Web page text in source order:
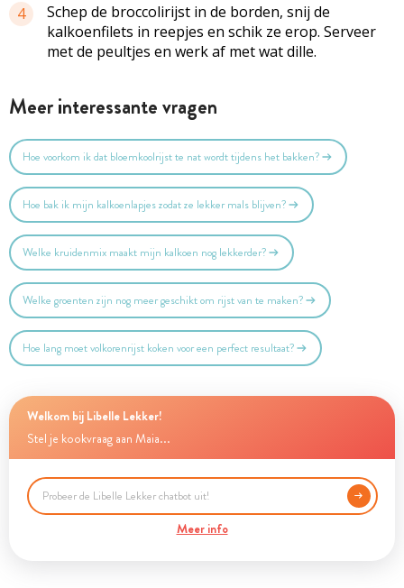
4
Schep de broccolirijst in de borden, snij de
kalkoenfilets in reepjes en schik ze erop. Serveer
met de peultjes en werk af met wat dille.
Meer interessante vragen
Hoe voorkom ik dat bloemkoolrijst te nat wordt tijdens het bakken?
Hoe bak ik mijn kalkoenlapjes zodat ze lekker mals blijven?
Welke kruidenmix maakt mijn kalkoen nog lekkerder?
Welke groenten zijn nog meer geschikt om rijst van te maken?
Hoe lang moet volkorenrijst koken voor een perfect resultaat?
Welkom bij Libelle Lekker!
Stel je kookvraag aan Maia...
Meer info